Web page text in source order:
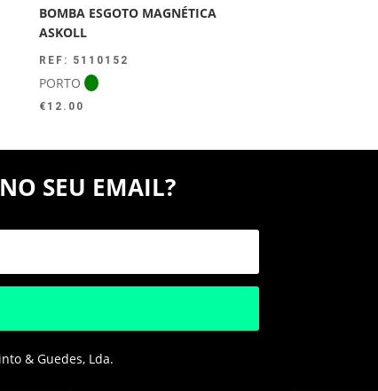
BOMBA ESGOTO MAGNÉTICA
ASKOLL
REF: 5110152
PORTO
€ 12.00
SEU EMAIL?
& Guedes, Lda.